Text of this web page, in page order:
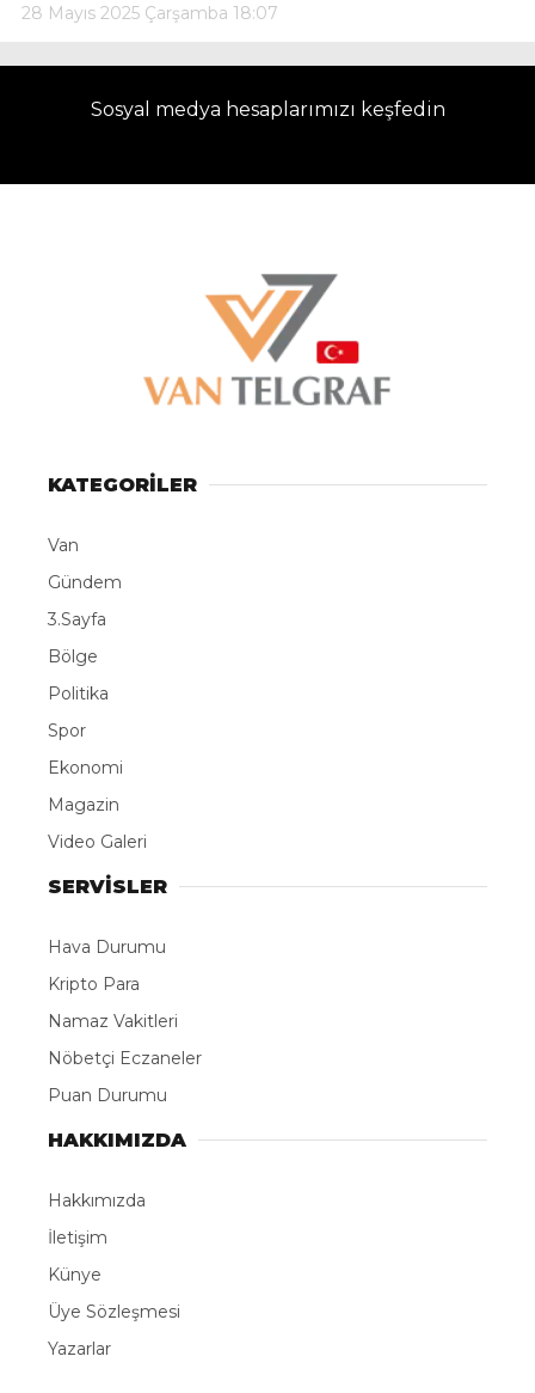
28 Mayıs 2025 Çarşamba 18:07
Sosyal medya hesaplarımızı keşfedin
KATEGORİLER
Van
Gündem
3.Sayfa
Bölge
Politika
Spor
Ekonomi
Magazin
Video Galeri
SERVİSLER
Hava Durumu
Kripto Para
Namaz Vakitleri
Nöbetçi Eczaneler
Puan Durumu
HAKKIMIZDA
Hakkımızda
İletişim
Künye
Üye Sözleşmesi
Yazarlar